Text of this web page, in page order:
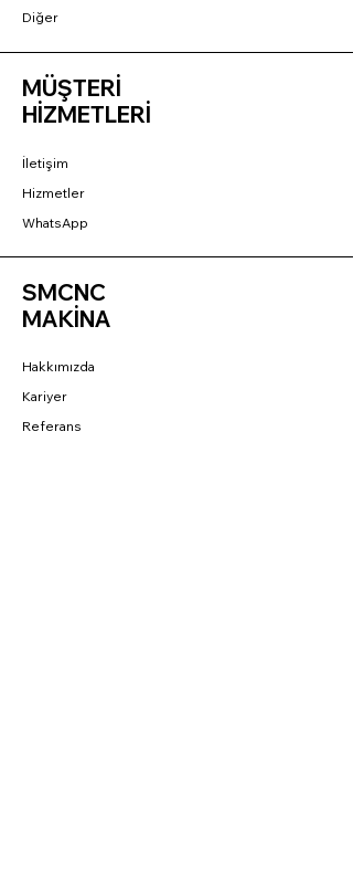
Diğer
MÜŞTERİ
HİZMETLERİ
İletişim
Hizmetler
WhatsApp
SMCNC
MAKİNA
Hakkımızda
Kariyer
Referans